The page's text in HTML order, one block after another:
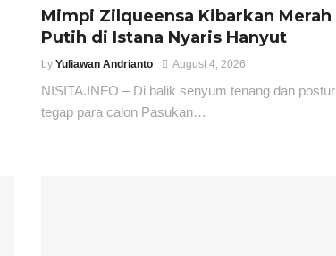
Mimpi Zilqueensa Kibarkan Merah
Putih di Istana Nyaris Hanyut
byYuliawan Andrianto August 4, 2026
NISITA.INFO – Di balik senyum tenang dan postur
tegap para calon Pasukan…